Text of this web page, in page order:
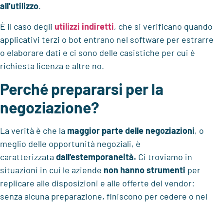
all’utilizzo.
È il caso degli utilizzi indiretti, che si verificano quando
applicativi terzi o bot entrano nel software per estrarre
o elaborare dati e ci sono delle casistiche per cui è
richiesta licenza e altre no.
Perché prepararsi per la
negoziazione?
La verità è che la maggior parte delle negoziazioni, o
meglio delle opportunità negoziali, è
caratterizzata dall’estemporaneità. Ci troviamo in
situazioni in cui le aziende non hanno strumenti per
replicare alle disposizioni e alle offerte del vendor:
senza alcuna preparazione, finiscono per cedere o nel